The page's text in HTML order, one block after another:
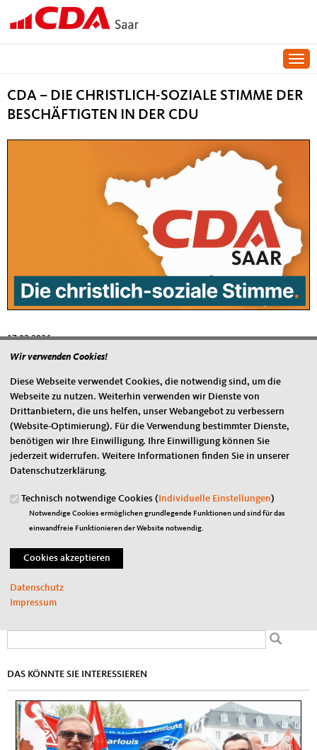
CDA – DIE CHRISTLICH-SOZIALE STIMME DER
BESCHÄFTIGTEN IN DER CDU
17.02.2026
Die Christlich-Demokratische Arbeitnehmerschaft (CDA) ist der
Sozialflügel der CDU.
Ihre Mitglieder engagieren sich vor allem in der Sozial- und
Gesellschaftspolitik: für sichere und auskömmliche Renten, für eine
auf Beschäftigung ausgerichtete Arbeitsmarktpolitik, für
Gesundheitsschutz in der Arbeitswelt, für eine menschenwürdige
Pflege, für verlässliche und solidarische Sozialversicherungen.
Erwerbsunfähige und Geringverdiener mit langen Arbeitsbiographien,
mehr Lohngerechtigkeit in der Leiharbeit und bessere Lohnchancen für
Frauen.
Die CDA ist eine Vereinigung der CDU und ihr eng verbunden. Sie ist
die Stimme der Beschäftigten und ihrer Familien in der CDU.
des Präsidiums der CDU.
DAS KÖNNTE SIE INTERESSIEREN
Wir verwenden Cookies!
Diese Webseite verwendet Cookies, die notwendig sind, um die
Webseite zu nutzen. Weiterhin verwenden wir Dienste von
Drittanbietern, die uns helfen, unser Webangebot zu verbessern
(Website-Optimierung). Für die Verwendung bestimmter Dienste,
benötigen wir Ihre Einwilligung. Ihre Einwilligung können Sie
jederzeit widerrufen. Weitere Informationen finden Sie in unserer
Datenschutzerklärung.
Technisch notwendige Cookies (Individuelle Einstellungen)
Notwendige Cookies ermöglichen grundlegende Funktionen und sind für das
einwandfreie Funktionieren der Website notwendig.
Datenschutz
Impressum